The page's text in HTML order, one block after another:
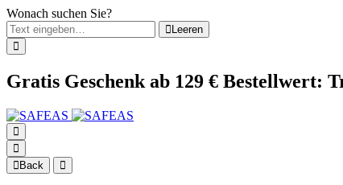
Wonach suchen Sie?
Leeren
Gratis Geschenk ab 129 € Bestellwert:
Back